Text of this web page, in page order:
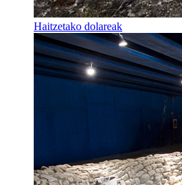
Haitzetako dolareak